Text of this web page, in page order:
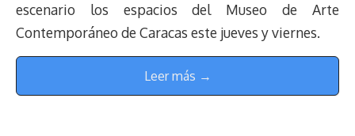
escenario los espacios del Museo de Arte
Contemporáneo de Caracas este jueves y viernes.
Leer más →